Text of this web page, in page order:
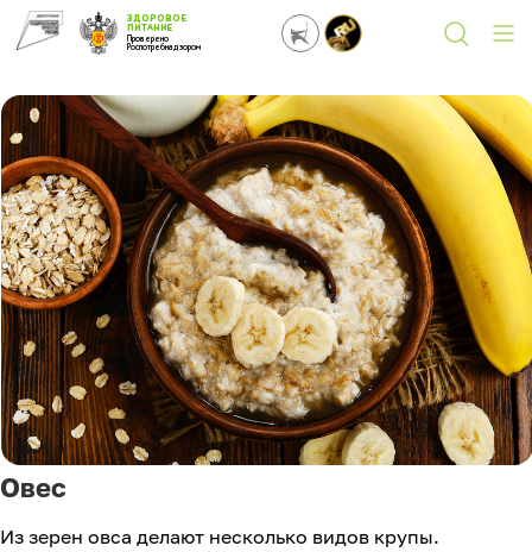
ЗДОРОВОЕ
ПИТАНИЕ
Проверено
Роспотребнадзором
Овес
Из зерен овса делают несколько видов крупы.